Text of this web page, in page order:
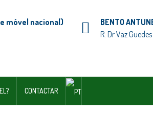
móvel nacional)
BENTO
R. Dr Vaz
CONTACTAR